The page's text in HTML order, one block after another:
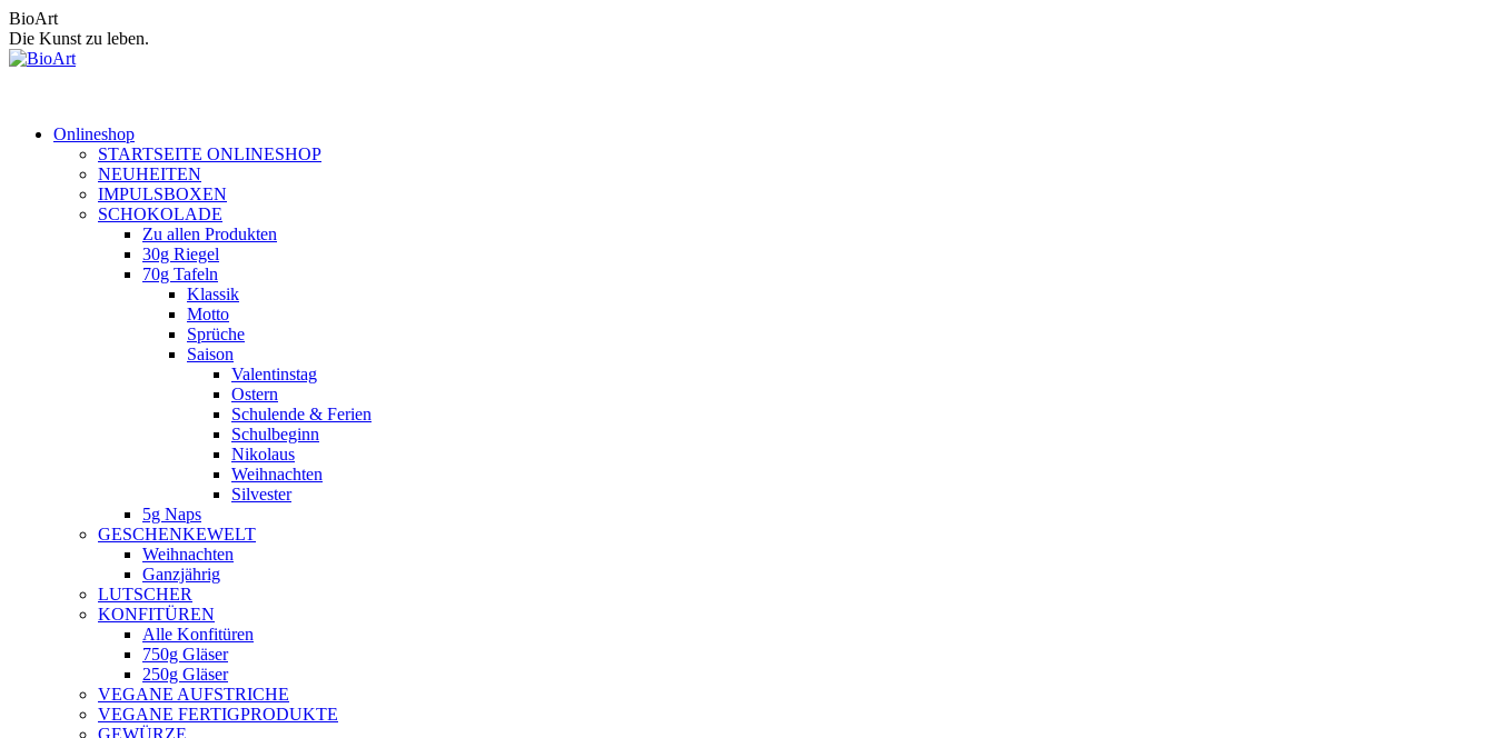
Zum
Inhalt
springen
BioArt
Die Kunst zu leben.
Onlineshop
STARTSEITE ONLINESHOP
NEUHEITEN
IMPULSBOXEN
SCHOKOLADE
Zu allen Produkten
30g Riegel
70g Tafeln
Klassik
Motto
Sprüche
Saison
Valentinstag
Ostern
Schulende & Ferien
Schulbeginn
Nikolaus
Weihnachten
Silvester
5g Naps
GESCHENKEWELT
Weihnachten
Ganzjährig
LUTSCHER
KONFITÜREN
Alle Konfitüren
750g Gläser
250g Gläser
VEGANE AUFSTRICHE
VEGANE FERTIGPRODUKTE
GEWÜRZE